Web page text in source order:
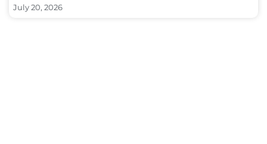
July 20, 2026